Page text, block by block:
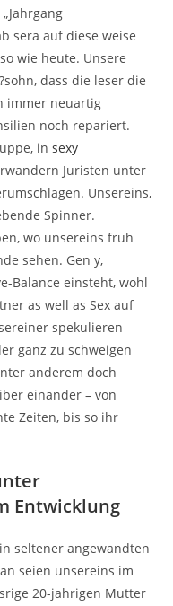
sera auf diese weise
wie heute. Unsere
dass die leser die
immer neuartig
noch repariert.
insexy
Juristen unter
Unsereins,
Spinner.
wo unsereins fruh
sehen. Gen y,
Balance einsteht, wohl
as well as Sex auf
spekulieren
ganz zu schweigen
anderem doch
einander – von
Zeiten, bis so ihr
Entwicklung
seltener angewandten
seien unsereins im
20-jahrigen Mutter